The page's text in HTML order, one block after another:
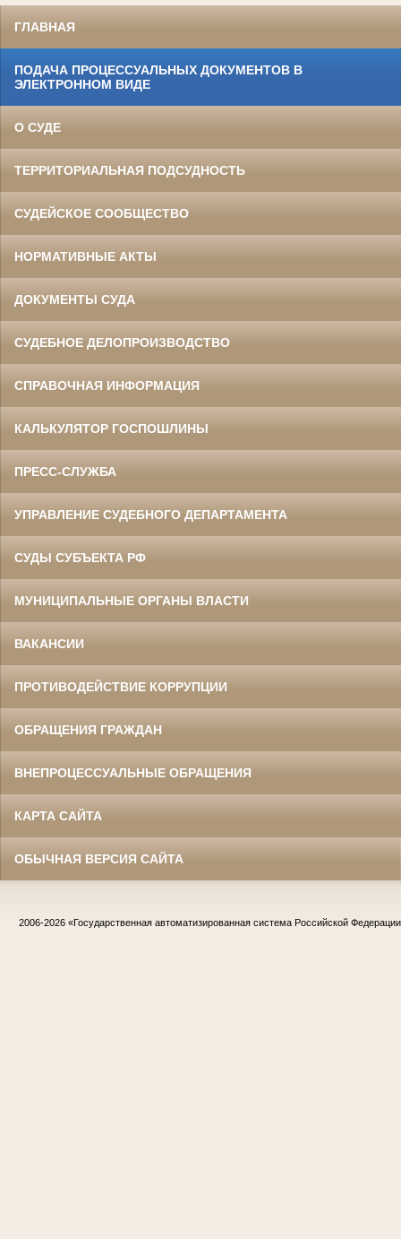
ГЛАВНАЯ
ПОДАЧА ПРОЦЕССУАЛЬНЫХ ДОКУМЕНТОВ В
ЭЛЕКТРОННОМ ВИДЕ
О СУДЕ
ТЕРРИТОРИАЛЬНАЯ ПОДСУДНОСТЬ
СУДЕЙСКОЕ СООБЩЕСТВО
НОРМАТИВНЫЕ АКТЫ
ДОКУМЕНТЫ СУДА
СУДЕБНОЕ ДЕЛОПРОИЗВОДСТВО
СПРАВОЧНАЯ ИНФОРМАЦИЯ
КАЛЬКУЛЯТОР ГОСПОШЛИНЫ
ПРЕСС-СЛУЖБА
УПРАВЛЕНИЕ СУДЕБНОГО ДЕПАРТАМЕНТА
СУДЫ СУБЪЕКТА РФ
МУНИЦИПАЛЬНЫЕ ОРГАНЫ ВЛАСТИ
ВАКАНСИИ
ПРОТИВОДЕЙСТВИЕ КОРРУПЦИИ
ОБРАЩЕНИЯ ГРАЖДАН
ВНЕПРОЦЕССУАЛЬНЫЕ ОБРАЩЕНИЯ
КАРТА САЙТА
ОБЫЧНАЯ ВЕРСИЯ САЙТА
2006-2026 «Государственная автоматизированная система Российской